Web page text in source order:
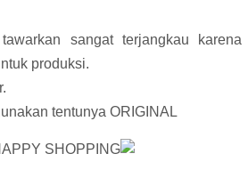
sangat terjangkau karena
produksi.
tentunya ORIGINAL
SHOPPING